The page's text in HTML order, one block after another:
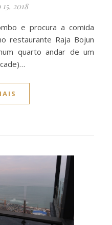
2018
restaurante Raja Bojun
quarto andar de um